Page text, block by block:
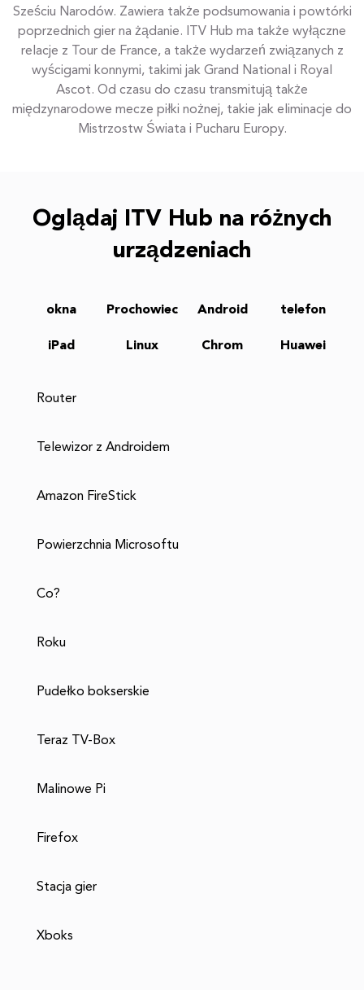
Sześciu Narodów. Zawiera także podsumowania i powtórki
poprzednich gier na żądanie. ITV Hub ma także wyłączne
relacje z Tour de France, a także wydarzeń związanych z
wyścigami konnymi, takimi jak Grand National i Royal
Ascot. Od czasu do czasu transmitują także
międzynarodowe mecze piłki nożnej, takie jak eliminacje do
Mistrzostw Świata i Pucharu Europy.
Oglądaj ITV Hub na różnych
urządzeniach
okna Prochowiec Android telefon
iPad Linux Chrom Huawei
Router
Telewizor z Androidem
Amazon FireStick
Powierzchnia Microsoftu
Co?
Roku
Pudełko bokserskie
Teraz TV-Box
Malinowe Pi
Firefox
Stacja gier
Xboks